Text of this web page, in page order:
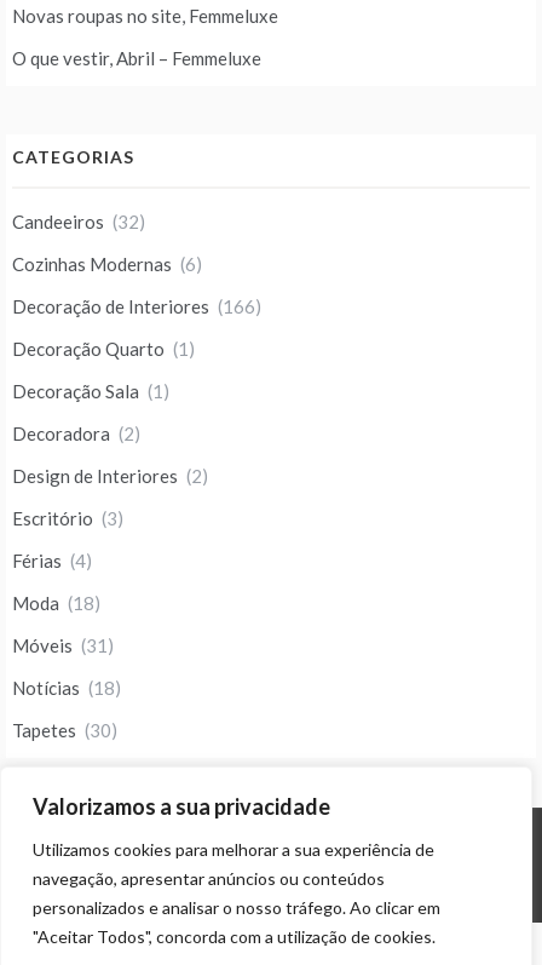
Valorizamos a sua privacidade
Utilizamos cookies para melhorar a sua experiência de
navegação, apresentar anúncios ou conteúdos
personalizados e analisar o nosso tráfego. Ao clicar em
"Aceitar Todos", concorda com a utilização de cookies.
Novas roupas no site, Femmeluxe
O que vestir, Abril – Femmeluxe
CATEGORIAS
Candeeiros (32)
Cozinhas Modernas (6)
Decoração de Interiores (166)
Decoração Quarto (1)
Decoração Sala (1)
Decoradora (2)
Design de Interiores (2)
Escritório (3)
Férias (4)
Moda (18)
Móveis (31)
Notícias (18)
Tapetes (30)